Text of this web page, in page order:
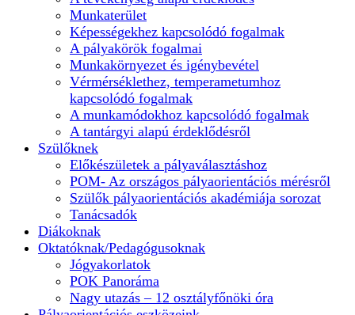
Munkaterület
Képességekhez kapcsolódó fogalmak
A pályakörök fogalmai
Munkakörnyezet és igénybevétel
Vérmérséklethez, temperametumhoz
kapcsolódó fogalmak
A munkamódokhoz kapcsolódó fogalmak
A tantárgyi alapú érdeklődésről
Szülőknek
Előkészületek a pályaválasztáshoz
POM- Az országos pályaorientációs mérésről
Szülők pályaorientációs akadémiája sorozat
Tanácsadók
Diákoknak
Oktatóknak/Pedagógusoknak
Jógyakorlatok
POK Panoráma
Nagy utazás – 12 osztályfőnöki óra